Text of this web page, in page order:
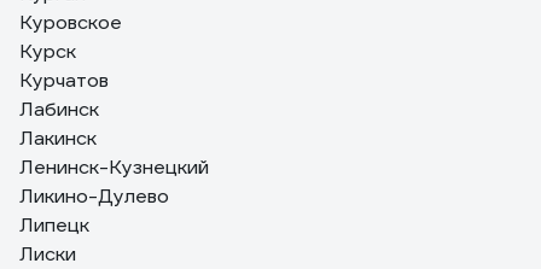
Куровское
Курск
Курчатов
Лабинск
Лакинск
Ленинск-Кузнецкий
Ликино-Дулево
Липецк
Лиски